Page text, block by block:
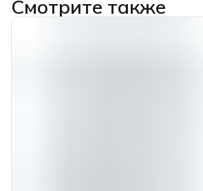
Смотрите также